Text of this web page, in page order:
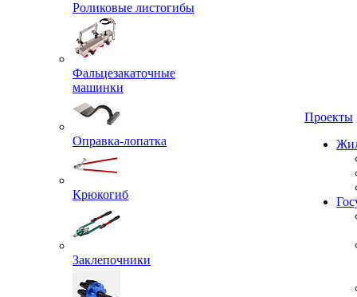
Роликовые листогибы
Фальцезакаточные
машинки
Оправка-лопатка
Крюкогиб
Заклепочники
Проекты